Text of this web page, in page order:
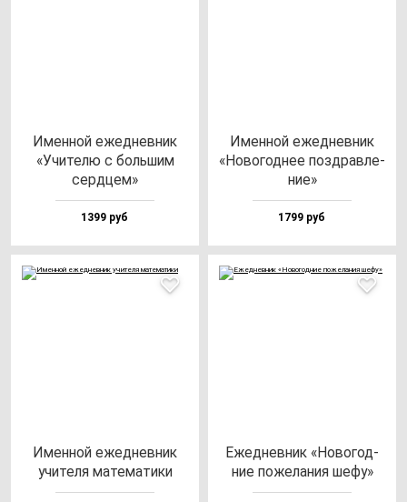
Имен­ной ежед­нев­ник
«Учи­те­лю с боль­шим
сер­дцем»
1399 руб
Имен­ной ежед­нев­ник
«Ново­год­нее поз­драв­ле­
ние»
1799 руб
Имен­ной ежед­нев­ник
учи­те­ля ма­те­ма­ти­ки
Ежед­нев­ник «Ново­год­
ние по­же­ла­ния ше­фу»